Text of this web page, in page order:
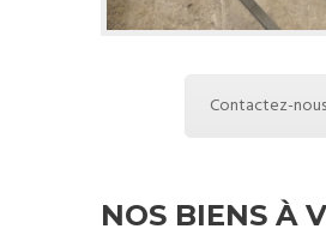
Contactez-nous
NOS BIENS À